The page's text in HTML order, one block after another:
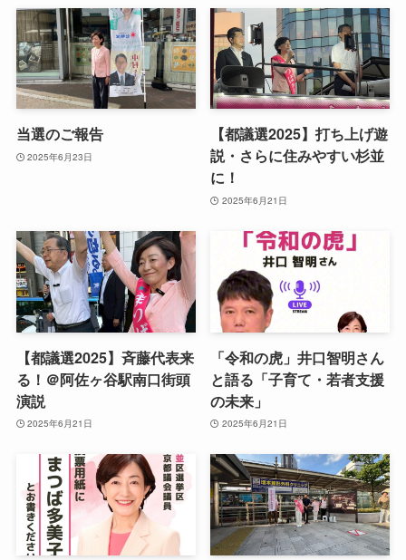
当選のご報告
2025年6月23日
【都議選2025】打ち上げ遊
説・さらに住みやすい杉並
に！
2025年6月21日
【都議選2025】斉藤代表来
る！＠阿佐ヶ谷駅南口街頭
演説
2025年6月21日
「令和の虎」井口智明さん
と語る「子育て・若者支援
の未来」
2025年6月21日